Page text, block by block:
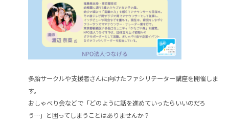
多胎サークルや支援者さんに向けたファシリテーター講座を開催しま
す。
おしゃべり会などで「どのように話を進めていったらいいのだろ
う…」と困ってしまうことはありませんか？